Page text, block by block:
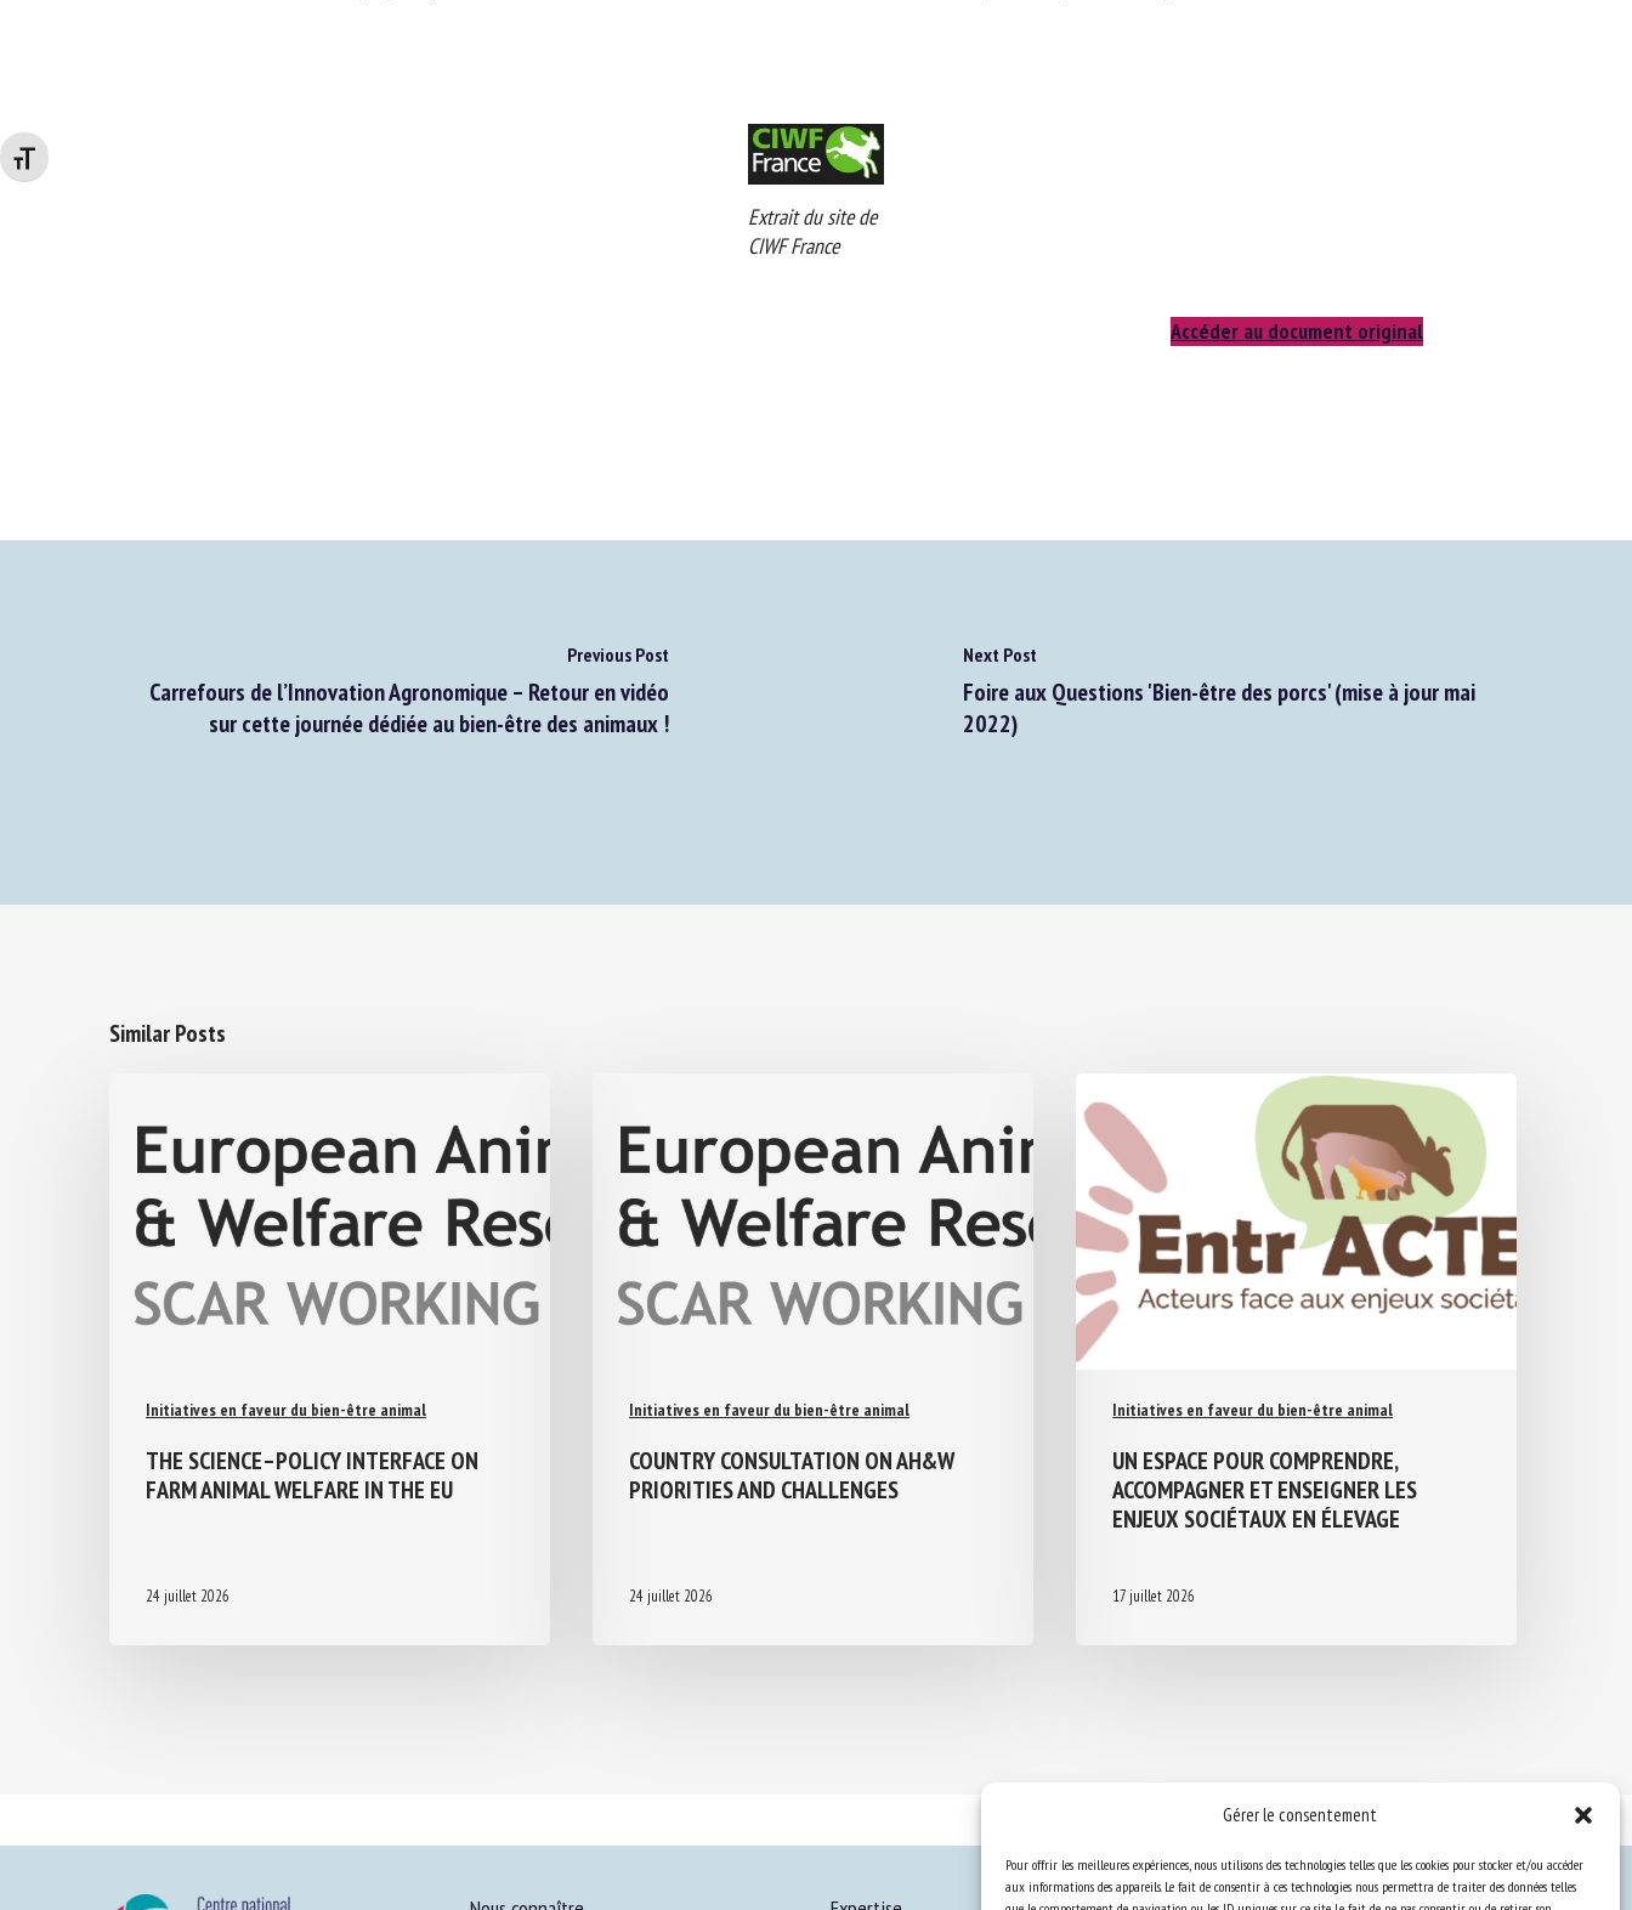
Gérer le consentement
Pour offrir les meilleures expériences, nous utilisons des technologies telles que les cookies pour stocker et/ou accéder
aux informations des appareils. Le fait de consentir à ces technologies nous permettra de traiter des données telles
Changer la taille de la police
Extrait du site de
CIWF France
Accéder au document original
Previous Post
Carrefours de l’Innovation Agronomique – Retour en vidéo
sur cette journée dédiée au bien-être des animaux !
Next Post
Foire aux Questions 'Bien-être des porcs' (mise à jour mai
2022)
Similar Posts
Initiatives en faveur du bien-être animal
THE SCIENCE–POLICY INTERFACE ON
FARM ANIMAL WELFARE IN THE EU
24 juillet 2026
Initiatives en faveur du bien-être animal
COUNTRY CONSULTATION ON AH&W
PRIORITIES AND CHALLENGES
24 juillet 2026
Initiatives en faveur du bien-être animal
UN ESPACE POUR COMPRENDRE,
ACCOMPAGNER ET ENSEIGNER LES
ENJEUX SOCIÉTAUX EN ÉLEVAGE
17 juillet 2026